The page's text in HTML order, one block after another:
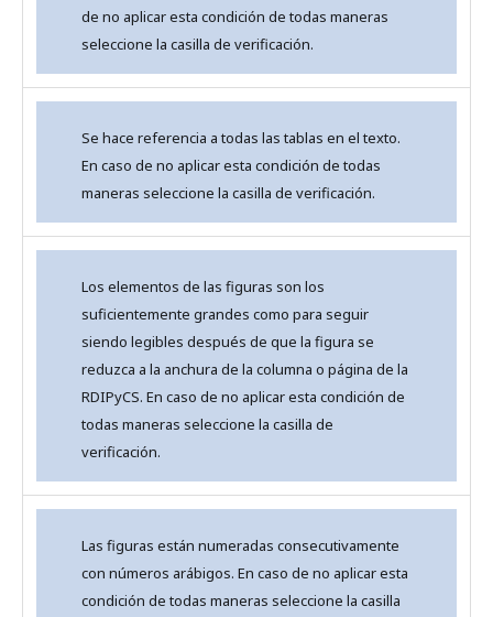
de no aplicar esta condición de todas maneras
seleccione la casilla de verificación.
Se hace referencia a todas las tablas en el texto.
En caso de no aplicar esta condición de todas
maneras seleccione la casilla de verificación.
Los elementos de las figuras son los
suficientemente grandes como para seguir
siendo legibles después de que la figura se
reduzca a la anchura de la columna o página de la
RDIPyCS. En caso de no aplicar esta condición de
todas maneras seleccione la casilla de
verificación.
Las figuras están numeradas consecutivamente
con números arábigos. En caso de no aplicar esta
condición de todas maneras seleccione la casilla